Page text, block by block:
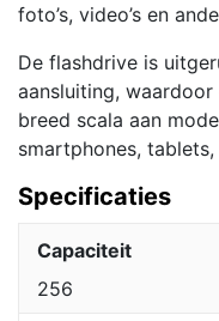
foto’s, video’s en
De flashdrive is
aansluiting,
breed scala aan
smartphones,
Specificaties
Capaciteit
256